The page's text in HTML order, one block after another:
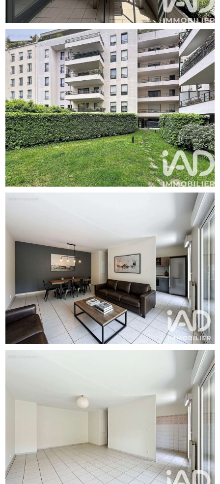
bains, et des toilettes séparés complètent ce bien.
Les vrais plus qui font la différence :
Bon classement énergétique DPE C garantissant confort
et économies d'énergie.
Une Cave incluse dans le prix
Une Terrasse agréable
Espaces Verts dans la résidence
Un Garage fermé en sous sol est proposé en supplément
au prix de 20 000¤
Vous bénéficierez d'un cadre de vie agréable avec
transports, commerces et toutes commodités
accessibles à pieds.
Contactez moi pour organiser une visite
La presente annonce immobiliere vise 3 lots situés dans
une copropriété de 50 lots au total et ne faisant l'objet
d'aucune procédure en cours citée à l'article L. 721-1 du
code de la construction et de l'habitation. Montant moyen
mensuel de charges déclaré par le vendeur : 121.67¤ par
mois (soit 1460 ¤ annuel). Honoraires d'agence à la charge
du vendeur.
La présentation d'une pièce d'identité en cours de validité
sera demandée à la visite, conformément à l'article L. 561-
5 du Code monétaire et financier. Les informations sur les
risques auxquels ce bien est exposé, y compris
l'obligation légale de débroussaillement, sont disponibles
sur le site Géorisques : http://www.georisques.gouv.fr.
La présente annonce immobilière a été rédigée sous la
responsabilité éditoriale de Mme Palma Belotti
mandataire indépendant en immobilier (sans détention de
fonds), agent commercial de la SAS I@D France
immatriculé au RSAC de Lyon sous le numéro 484288014,
titulaire de la carte de démarchage immobilier pour le
compte de la société I@D France SAS.Informations LOI
ALUR : Soumis au régime de copropriété. Nombre de lots :